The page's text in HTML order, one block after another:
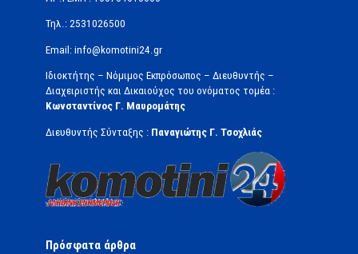
Τηλ.: 2531026500
Email: info@komotini24.gr
Ιδιοκτήτης – Νόμιμος Εκπρόσωπος – Διευθυντής –
Διαχειριστής και Δικαιούχος του ονόματος τομέα :
Κωνσταντίνος Γ. Μαυρομάτης
Διευθυντής Σύνταξης : Παναγιώτης Γ. Τσοχλιάς
Πρόσφατα άρθρα